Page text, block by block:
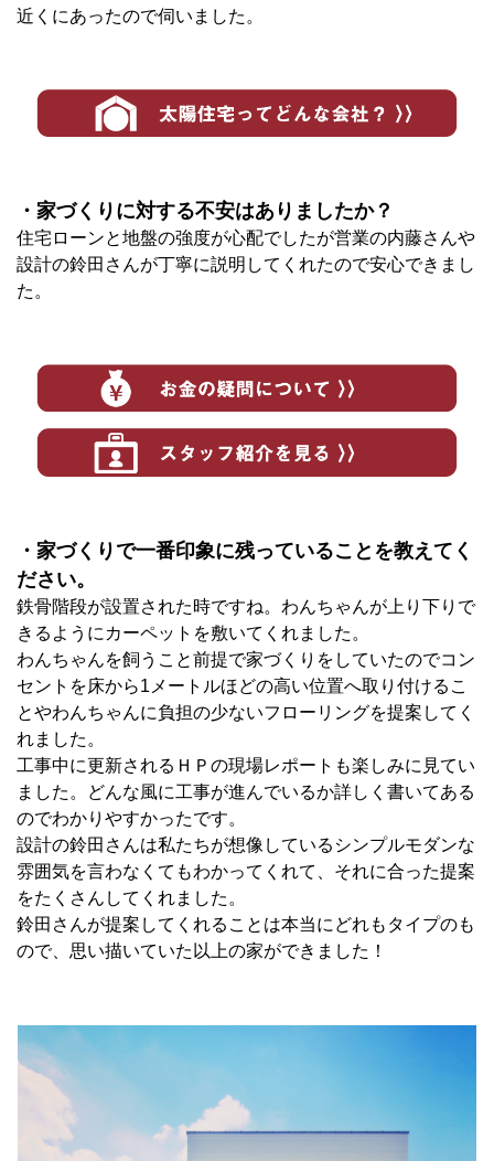
近くにあったので伺いました。
・家づくりに対する不安はありましたか？
住宅ローンと地盤の強度が心配でしたが営業の内藤さんや
設計の鈴田さんが丁寧に説明してくれたので安心できまし
た。
・家づくりで一番印象に残っていることを教えてく
ださい。
鉄骨階段が設置された時ですね。わんちゃんが上り下りで
きるようにカーペットを敷いてくれました。
わんちゃんを飼うこと前提で家づくりをしていたのでコン
セントを床から1メートルほどの高い位置へ取り付けるこ
とやわんちゃんに負担の少ないフローリングを提案してく
れました。
工事中に更新されるＨＰの現場レポートも楽しみに見てい
ました。どんな風に工事が進んでいるか詳しく書いてある
のでわかりやすかったです。
設計の鈴田さんは私たちが想像しているシンプルモダンな
雰囲気を言わなくてもわかってくれて、それに合った提案
をたくさんしてくれました。
鈴田さんが提案してくれることは本当にどれもタイプのも
ので、思い描いていた以上の家ができました！